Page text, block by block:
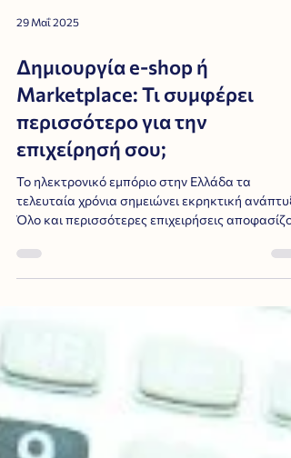
Δημιουργία e-shop ή
Marketplace: Τι συμφέρει
περισσότερο για την
επιχείρησή σου;
Το ηλεκτρονικό εμπόριο στην Ελλάδα τα
τελευταία χρόνια σημειώνει εκρηκτική
Όλο και περισσότερες επιχειρήσεις